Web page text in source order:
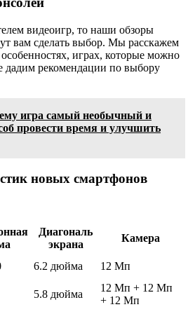
видеоигр, то наши обзоры
вам сделать выбор. Мы расскажем
играх, которые можно
дадим рекомендации по выбору
игра самый необычный и
провести время и улучшить
новых смартфонов
Диагональ
экрана
Камера
6.2 дюйма 12 Мп
5.8 дюйма
12 Мп + 12 Мп
+ 12 Мп